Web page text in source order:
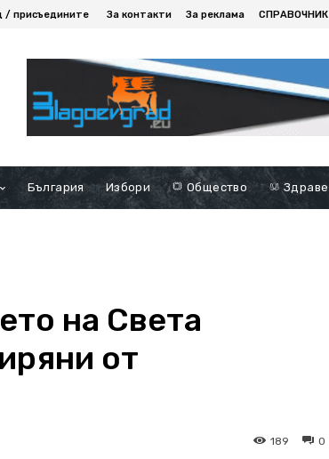
/ присъедините За контакти За реклама СПРАВОЧНИК
България Избори Общество Здраве
на Света
от
0
189